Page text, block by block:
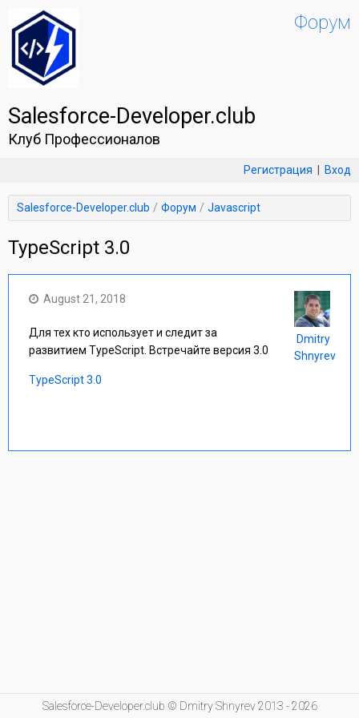
Salesforce-Developer.club
Клуб Профессионалов
Форум
Регистрация Вход
Salesforce-Developer.club Форум Javascript
TypeScript 3.0
August 21, 2018
Для тех кто использует и следит за
развитием TypeScript. Встречайте версия 3.0
TypeScript 3.0
Dmitry
Shnyrev
Salesforce-Developer.club © Dmitry Shnyrev 2013 - 2026